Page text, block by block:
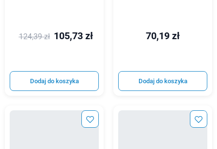
124,39 zł 105,73 zł
Dodaj do koszyka
70,19 zł
Dodaj do koszyka